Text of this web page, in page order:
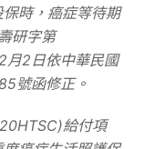
時，癌症等待期
研字第
月2 日依中華民國
號函修正。
給付項